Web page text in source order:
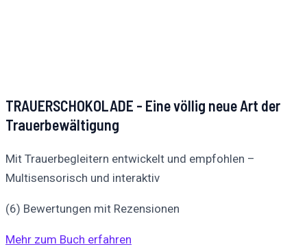
TRAUERSCHOKOLADE - Eine völlig neue Art der
Trauerbewältigung
Mit Trauerbegleitern entwickelt und empfohlen –
Multisensorisch und interaktiv
(6) Bewertungen mit Rezensionen
Mehr zum Buch erfahren